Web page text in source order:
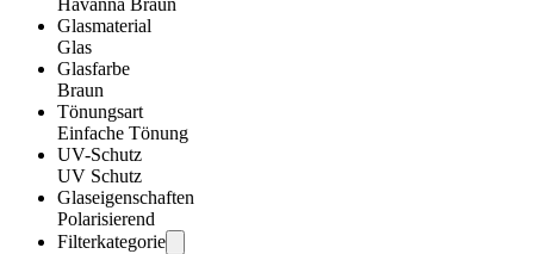
Havanna Braun
Glasmaterial
Glas
Glasfarbe
Braun
Tönungsart
Einfache Tönung
UV-Schutz
UV Schutz
Glaseigenschaften
Polarisierend
Filterkategorie